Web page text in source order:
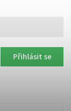
Přihlásit se